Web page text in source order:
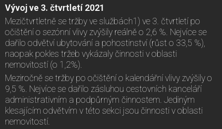
Vývoj ve 3. čtvrtletí 2021
Mezičtvrtletně se tržby ve službách1) ve 3. čtvrtletí po
očištění o sezónní vlivy zvýšily reálně o 2,6 %. Nejvíce se
dařilo odvětví ubytování a pohostinství (růst o 33,5 %),
naopak pokles tržeb vykázaly činnosti v oblasti
nemovitostí (o 1,2%).
Meziročně se tržby po očištění o kalendářní vlivy zvýšily o
9,5 %. Nejvíce se dařilo zásluhou cestovních kanceláří
administrativním a podpůrným činnostem. Jediným
klesajícím odvětvím v této sekci jsou činnosti v oblasti
nemovitostí.